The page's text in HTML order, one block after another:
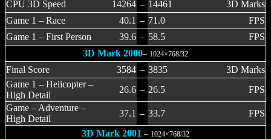
CPU 3D Speed 14264 – 14461
3D Marks
Game 1 – Race
40.1 – 71.0
FPS
Game 1 – First Person
39.6 – 58.5
FPS
3D Mark 2000– 1024×768/32
Final Score 3584 – 3835
3D Marks
Game 1 – Helicopter –
High Detail
26.6 – 26.5
FPS
Game – Adventure –
High Detail
37.1 – 33.7
FPS
3D Mark 2001 – 1024×768/32